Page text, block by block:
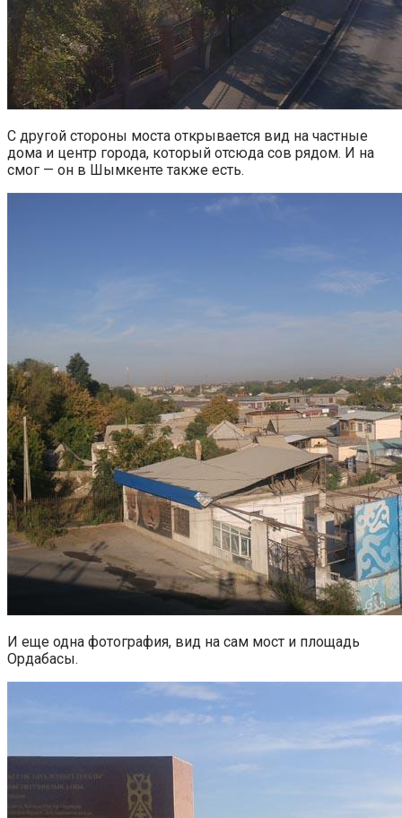
С другой стороны моста открывается вид на частные
дома и центр города, который отсюда сов рядом. И на
смог — он в Шымкенте также есть.
И еще одна фотография, вид на сам мост и площадь
Ордабасы.